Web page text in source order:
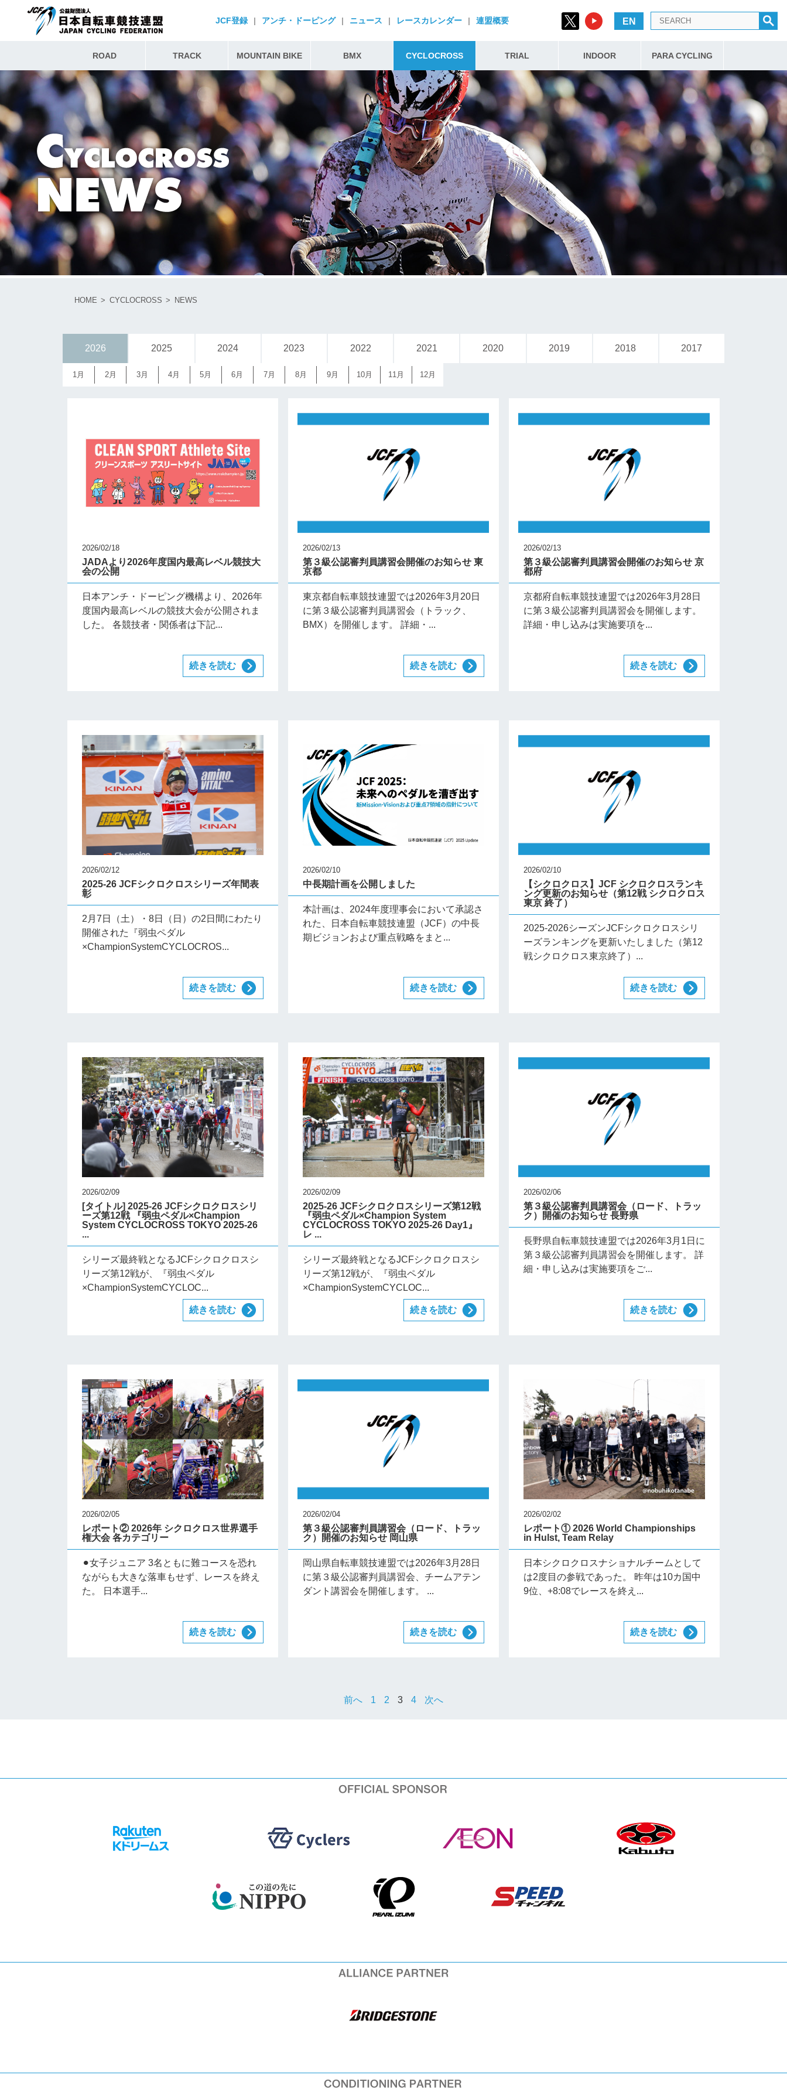
JCF登録 | アンチ・ドーピング | ニュース | レースカレンダー | 連盟概要 EN
ROAD TRACK MOUNTAIN BIKE BMX CYCLOCROSS TRIAL INDOOR PARA CYCLING
HOME CYCLOCROSS NEWS
2026 2025 2024 2023 2022 2021 2020 2019 2018 2017
1月 2月 3月 4月 5月 6月 7月 8月 9月 10月 11月 12月
2026/02/18
JADAより2026年度国内最高レベル競技大
会の公開
日本アンチ・ドーピング機構より、2026年
度国内最高レベルの競技大会が公開されま
した。 各競技者・関係者は下記...
続きを読む
2026/02/13
第３級公認審判員講習会開催のお知らせ 東
京都
東京都自転車競技連盟では2026年3月20日
に第３級公認審判員講習会（トラック、
BMX）を開催します。 詳細・...
続きを読む
2026/02/13
第３級公認審判員講習会開催のお知らせ 京
都府
京都府自転車競技連盟では2026年3月28日
に第３級公認審判員講習会を開催します。
詳細・申し込みは実施要項を...
続きを読む
2026/02/12
2025-26 JCFシクロクロスシリーズ年間表
彰
2月7日（土）・8日（日）の2日間にわたり
開催された『弱虫ペダル
×ChampionSystemCYCLOCROS...
続きを読む
2026/02/10
中長期計画を公開しました
本計画は、2024年度理事会において承認さ
れた、日本自転車競技連盟（JCF）の中長
期ビジョンおよび重点戦略をまと...
続きを読む
2026/02/10
【シクロクロス】JCF シクロクロスランキ
ング更新のお知らせ（第12戦 シクロクロス
東京 終了）
2025-2026シーズンJCFシクロクロスシリ
ーズランキングを更新いたしました（第12
戦シクロクロス東京終了）...
続きを読む
2026/02/09
[タイトル] 2025-26 JCFシクロクロスシリ
ーズ第12戦 『弱虫ペダル×Champion
System CYCLOCROSS TOKYO 2025-26
...
シリーズ最終戦となるJCFシクロクロスシ
リーズ第12戦が、『弱虫ペダル
×ChampionSystemCYCLOC...
続きを読む
2026/02/09
2025-26 JCFシクロクロスシリーズ第12戦
『弱虫ペダル×Champion System
CYCLOCROSS TOKYO 2025-26 Day1』
レ ...
シリーズ最終戦となるJCFシクロクロスシ
リーズ第12戦が、『弱虫ペダル
×ChampionSystemCYCLOC...
続きを読む
2026/02/06
第３級公認審判員講習会（ロード、トラッ
ク）開催のお知らせ 長野県
長野県自転車競技連盟では2026年3月1日に
第３級公認審判員講習会を開催します。 詳
細・申し込みは実施要項をご...
続きを読む
2026/02/05
レポート② 2026年 シクロクロス世界選手
権大会 各カテゴリー
⚫︎女子ジュニア 3名ともに難コースを恐れ
ながらも大きな落車もせず、レースを終え
た。 日本選手...
続きを読む
2026/02/04
第３級公認審判員講習会（ロード、トラッ
ク）開催のお知らせ 岡山県
岡山県自転車競技連盟では2026年3月28日
に第３級公認審判員講習会、チームアテン
ダント講習会を開催します。 ...
続きを読む
2026/02/02
レポート① 2026 World Championships
in Hulst, Team Relay
日本シクロクロスナショナルチームとして
は2度目の参戦であった。 昨年は10カ国中
9位、+8:08でレースを終え...
続きを読む
前へ 1 2 3 4 次へ